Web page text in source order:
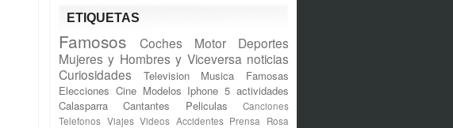
ETIQUETAS
Famosos Coches Motor
Deportes
Mujeres y Hombres y Viceversa noticias
Curiosidades
Television Musica
Famosas
Elecciones Cine Modelos Iphone 5 actividades
Calasparra
Cantantes Peliculas
Canciones
Telefonos Viajes Videos Accidentes Prensa Rosa